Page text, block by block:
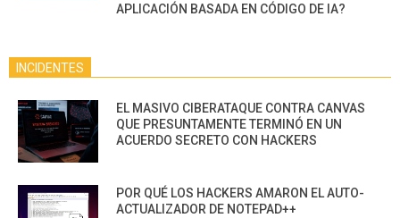
APLICACIÓN BASADA EN CÓDIGO DE IA?
INCIDENTES
EL MASIVO CIBERATAQUE CONTRA CANVAS
QUE PRESUNTAMENTE TERMINÓ EN UN
ACUERDO SECRETO CON HACKERS
POR QUÉ LOS HACKERS AMARON EL AUTO-
ACTUALIZADOR DE NOTEPAD++